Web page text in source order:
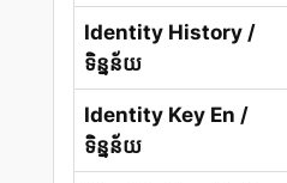
Identity History /
ទិន្នន័យ
Identity Key En /
ទិន្នន័យ